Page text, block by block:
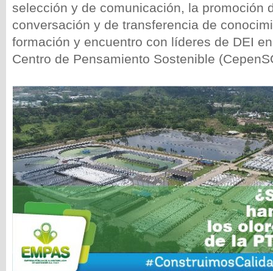
selección y de comunicación, la promoción
conversación y de transferencia de
formación y encuentro con líderes de DEI
Centro de Pensamiento Sostenible